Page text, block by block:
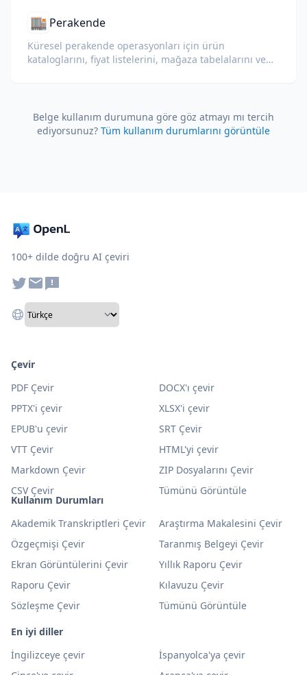
🏬 Perakende
Küresel perakende operasyonları için ürün
kataloglarını, fiyat listelerini, mağaza tabelalarını ve
Belge kullanım durumuna göre göz atmayı mı tercih
ediyorsunuz? Tüm kullanım durumlarını görüntüle
100+ dilde doğru AI çeviri
Kullanım Durumları
Akademik Transkriptleri Çevir
Araştırma Makalesini Çevir
Özgeçmişi Çevir
Taranmış Belgeyi Çevir
Ekran Görüntülerini Çevir
Yıllık Raporu Çevir
Raporu Çevir
Kılavuzu Çevir
Sözleşme Çevir
Tümünü Görüntüle
En iyi diller
İngilizceye çevir
İspanyolca'ya çevir
Çevir
PDF Çevir
DOCX'ı çevir
PPTX'i çevir
XLSX'i çevir
EPUB'u çevir
SRT Çevir
VTT Çevir
HTML'yi çevir
Markdown Çevir
ZIP Dosyalarını Çevir
CSV Çevir
Tümünü Görüntüle